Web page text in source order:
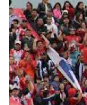
Política
Espectáculos